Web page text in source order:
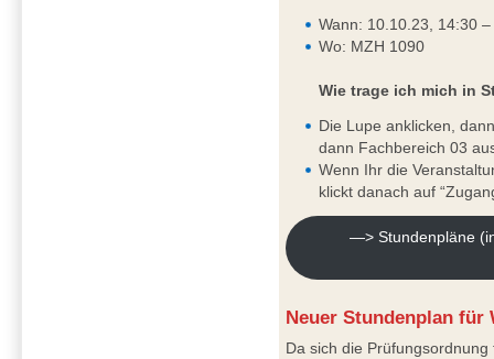
Wann: 10.10.23, 14:30
Wo: MZH 1090
Wie trage ich mich in
Die Lupe anklicken,
dann Fachbereich 03
Wenn Ihr die
klickt danach auf
—> Stundenpläne
Neuer Stundenplan
Da sich die